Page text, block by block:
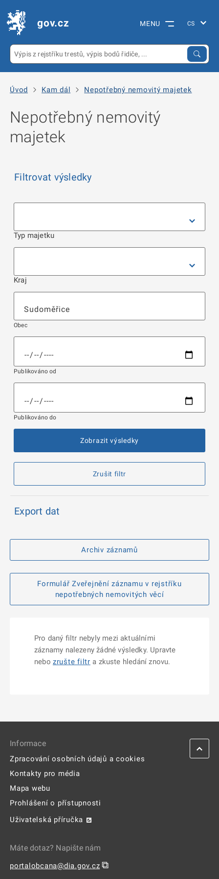
gov.cz MENU
Úvod Kam dál Nepotřebný nemovitý majetek
Nepotřebný nemovitý
majetek
Filtrovat výsledky
Typ majetku
Kraj
Obec
Publikováno od
Publikováno do
Zobrazit výsledky
Zrušit filtr
Export dat
Archiv záznamů
Formulář Zveřejnění záznamu v rejstříku
nepotřebných nemovitých věcí
Pro daný filtr nebyly mezi aktuálními
záznamy nalezeny žádné výsledky. Upravte
nebo zrušte filtr a zkuste hledání znovu.
Informace
Zpracování osobních údajů a cookies
Kontakty pro média
Mapa webu
Prohlášení o přístupnosti
Uživatelská příručka
Máte dotaz? Napište nám
portalobcana@dia.gov.cz ⧉